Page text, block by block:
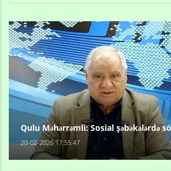
Qulu Məhərrəmli: Sosial şəbəkələrdə
20-02-2026 17:55:47